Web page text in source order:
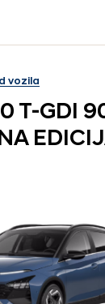
vozila
T-GDI